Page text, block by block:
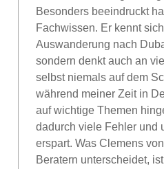
Besonders beeindruckt
Fachwissen. Er kennt
Auswanderung nach
sondern denkt auch an
selbst niemals auf dem
während meiner Zeit in
auf wichtige Themen
dadurch viele Fehler und
erspart. Was Clemens
Beratern unterscheidet,